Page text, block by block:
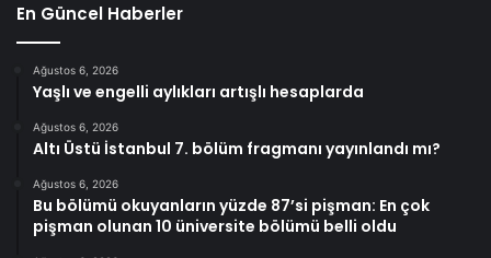
En Güncel Haberler
Ağustos 6, 2026
Yaşlı ve engelli aylıkları artışlı hesaplarda
Ağustos 6, 2026
Altı Üstü İstanbul 7. bölüm fragmanı yayınlandı mı?
Ağustos 6, 2026
Bu bölümü okuyanların yüzde 87’si pişman: En çok
pişman olunan 10 üniversite bölümü belli oldu